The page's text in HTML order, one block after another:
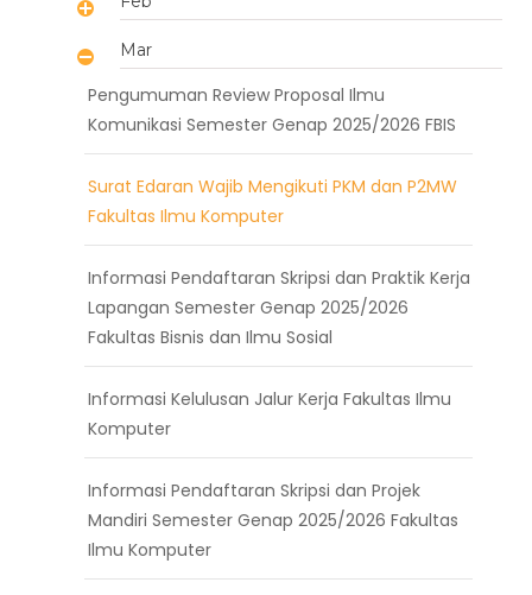
Mar
Pengumuman Review Proposal Ilmu
Komunikasi Semester Genap 2025/2026 FBIS
Surat Edaran Wajib Mengikuti PKM dan P2MW
Fakultas Ilmu Komputer
Informasi Pendaftaran Skripsi dan Praktik Kerja
Lapangan Semester Genap 2025/2026
Fakultas Bisnis dan Ilmu Sosial
Informasi Kelulusan Jalur Kerja Fakultas Ilmu
Komputer
Informasi Pendaftaran Skripsi dan Projek
Mandiri Semester Genap 2025/2026 Fakultas
Ilmu Komputer